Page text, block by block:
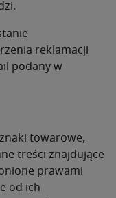
reklamacji
podany w
towarowe,
treści znajdujące
prawami
od ich